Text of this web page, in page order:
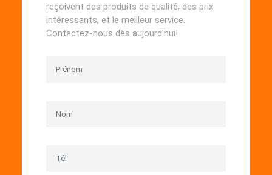
reçoivent des produits de qualité, des prix
intéressants, et le meilleur service.
Contactez-nous dès aujourd’hui!